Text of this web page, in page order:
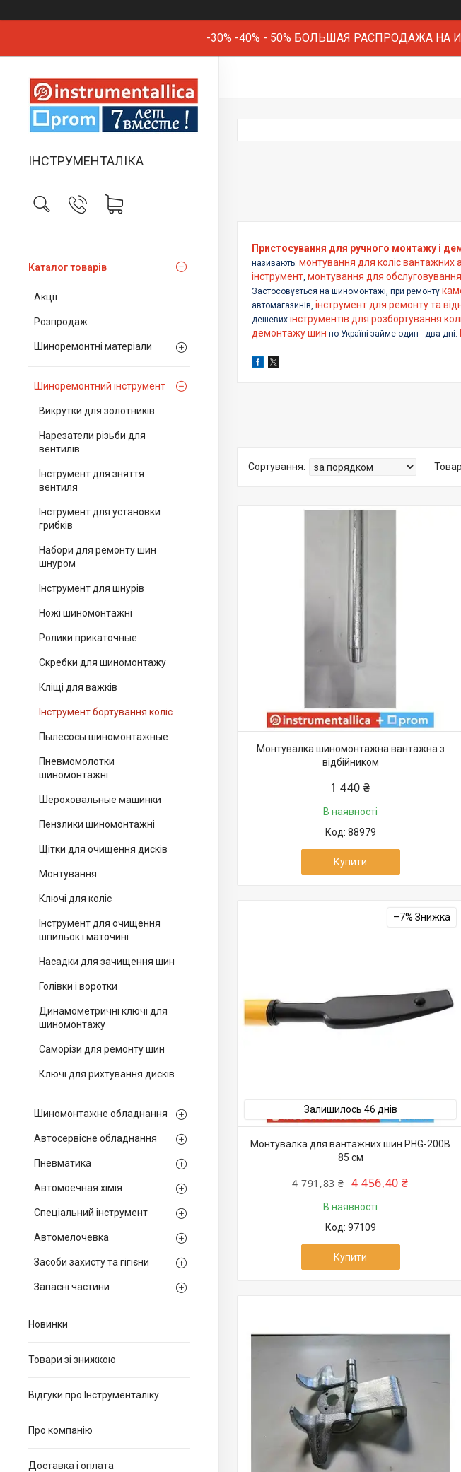
-30% -40% - 50% БОЛЬШАЯ РАСПРОДАЖА НА
ІНСТРУМЕНТАЛІКА
Каталог товарів
Акції
Розпродаж
Шиноремонтні матеріали
Шиноремонтний інструмент
Викрутки для золотників
Нарезатели різьби для
вентилів
Інструмент для зняття
вентиля
Інструмент для установки
грибків
Набори для ремонту шин
шнуром
Інструмент для шнурів
Ножі шиномонтажні
Ролики прикаточные
Скребки для шиномонтажу
Кліщі для важків
Інструмент бортування коліс
Пылесосы шиномонтажные
Пневмомолотки
шиномонтажні
Шероховальные машинки
Пензлики шиномонтажні
Щітки для очищення дисків
Монтування
Ключі для коліс
Інструмент для очищення
шпильок і маточині
Насадки для зачищення шин
Голівки і воротки
Динамометричні ключі для
шиномонтажу
Саморізи для ремонту шин
Ключі для рихтування дисків
Шиномонтажне обладнання
Автосервісне обладнання
Пневматика
Автомоечная хімія
Спеціальний інструмент
Автомелочевка
Засоби захисту та гігієни
Запасні частини
Новинки
Товари зі знижкою
Відгуки про Інструменталіку
Про компанію
Доставка і оплата
Пристосування для ручного монтажу і
називають: монтування для коліс вантажних
інструмент, монтування для
Застосовується на шиномонтажі, при ремонту
автомагазинів, інструмент для ремонту та
дешевих інструментів для розбортування
демонтажу шин по Україні займе один - два дні.
Монтувалка шиномонтажна вантажна з
відбійником
1 440 ₴
В наявності
88979
Купити
–7%
Залишилось 46 днів
Монтувалка для вантажних шин PHG-200B
85 см
4 791,83 ₴ 4 456,40 ₴
В наявності
97109
Купити